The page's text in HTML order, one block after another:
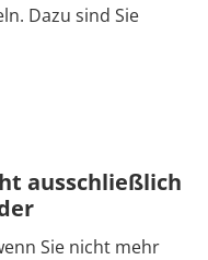
Dazu sind Sie
ausschließlich
Sie nicht mehr